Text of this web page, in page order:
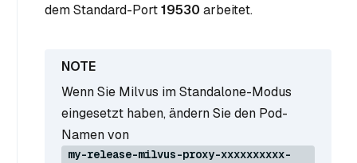
dem Standard-Port19530 arbeitet.
Wenn Sie Milvus im Standalone-Modus
eingesetzt haben, ändern Sie den Pod-
Namen von
my-release-milvus-proxy-xxxxxxxxxx-